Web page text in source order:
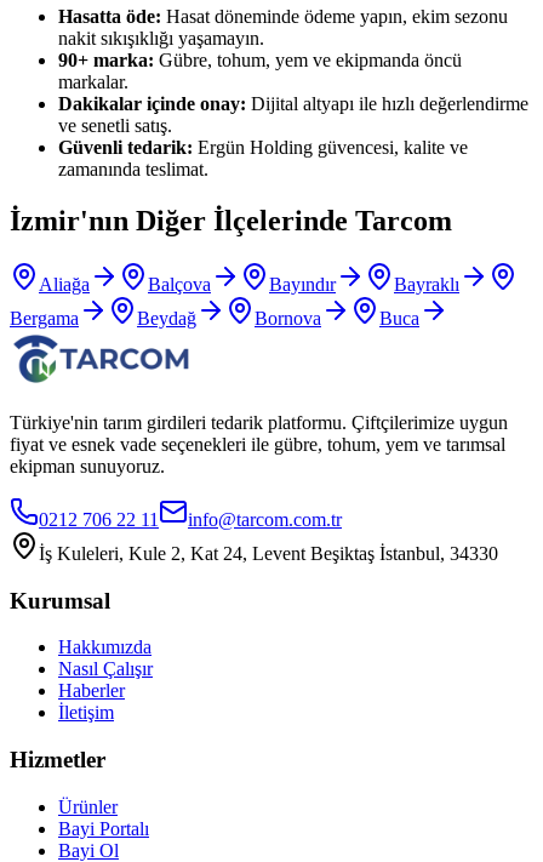
Hasatta öde: Hasat döneminde ödeme yapın, ekim sezonu
nakit sıkışıklığı yaşamayın.
90+ marka: Gübre, tohum, yem ve ekipmanda öncü
markalar.
Dakikalar içinde onay: Dijital altyapı ile hızlı değerlendirme
ve senetli satış.
Güvenli tedarik: Ergün Holding güvencesi, kalite ve
zamanında teslimat.
İzmir'nın Diğer İlçelerinde Tarcom
Aliağa Balçova Bayındır
Bayraklı
Bergama
Beydağ Bornova Buca
Türkiye'nin tarım girdileri tedarik platformu. Çiftçilerimize uygun
fiyat ve esnek vade seçenekleri ile gübre, tohum, yem ve tarımsal
ekipman sunuyoruz.
0212 706 22 11
info@tarcom.com.tr
İş Kuleleri, Kule 2, Kat 24, Levent Beşiktaş İstanbul, 34330
Kurumsal
Hakkımızda
Nasıl Çalışır
Haberler
İletişim
Hizmetler
Ürünler
Bayi Portalı
Bayi Ol